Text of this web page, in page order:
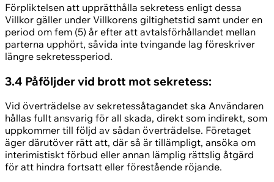
Förpliktelsen att upprätthålla sekretess enligt dessa
Villkor gäller under Villkorens giltighetstid samt under en
period om fem (5) år efter att avtalsförhållandet mellan
parterna upphört, såvida inte tvingande lag föreskriver
längre sekretessperiod.
3.4 Påföljder vid brott mot sekretess:
Vid överträdelse av sekretessåtagandet ska Användaren
hållas fullt ansvarig för all skada, direkt som indirekt, som
uppkommer till följd av sådan överträdelse. Företaget
äger därutöver rätt att, där så är tillämpligt, ansöka om
interimistiskt förbud eller annan lämplig rättslig åtgärd
för att hindra fortsatt eller förestående röjande.